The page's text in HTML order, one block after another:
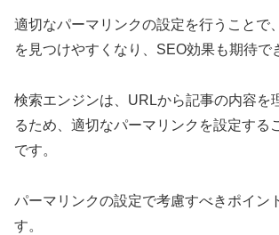
適切なパーマリンクの設定を行うことで
を見つけやすくなり、SEO効果も期待で
検索エンジンは、URLから記事の内容を
るため、適切なパーマリンクを設定する
です。
パーマリンクの設定で考慮すべきポイン
す。